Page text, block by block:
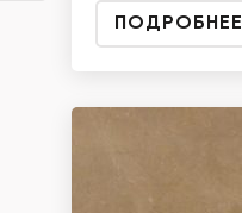
ПОДРОБНЕЕ